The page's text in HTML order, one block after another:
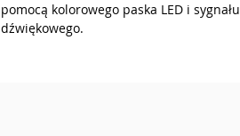
pomocą kolorowego paska LED i sygnału
dźwiękowego.